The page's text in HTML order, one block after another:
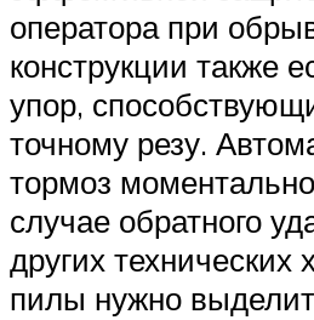
оператора при
конструкции также
упор,
точному резу.
тормоз
случае обратного
других технических
пилы нужно